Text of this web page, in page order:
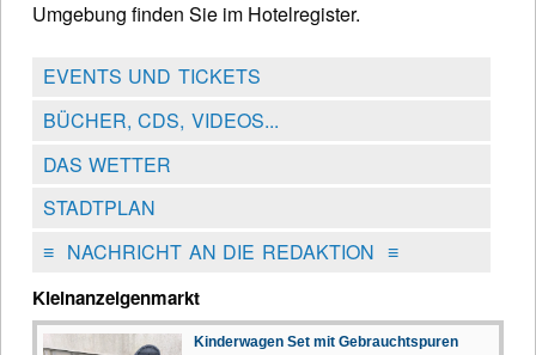
Umgebung finden Sie im Hotelregister.
EVENTS UND TICKETS
BÜCHER, CDS, VIDEOS...
DAS WETTER
STADTPLAN
≡NACHRICHT AN DIE REDAKTION ≡
Kleinanzeigenmarkt
Kinderwagen Set mit Gebrauchtspuren